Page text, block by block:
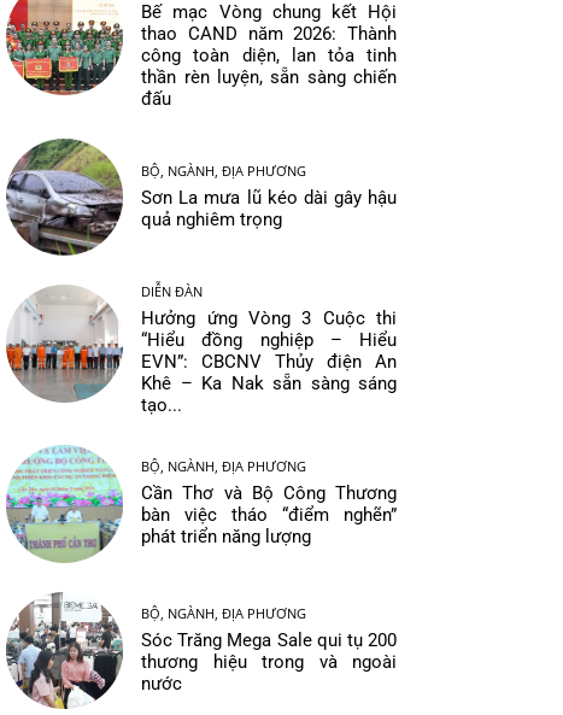
Bế mạc Vòng chung kết Hội
thao CAND năm 2026: Thành
công toàn diện, lan tỏa tinh
thần rèn luyện, sẵn sàng chiến
đấu
BỘ, NGÀNH, ĐỊA PHƯƠNG
Sơn La mưa lũ kéo dài gây hậu
quả nghiêm trọng
DIỄN ĐÀN
Hưởng ứng Vòng 3 Cuộc thi
“Hiểu đồng nghiệp – Hiểu
EVN”: CBCNV Thủy điện An
Khê – Ka Nak sẵn sàng sáng
tạo...
BỘ, NGÀNH, ĐỊA PHƯƠNG
Cần Thơ và Bộ Công Thương
bàn việc tháo “điểm nghẽn”
phát triển năng lượng
BỘ, NGÀNH, ĐỊA PHƯƠNG
Sóc Trăng Mega Sale qui tụ 200
thương hiệu trong và ngoài
nước